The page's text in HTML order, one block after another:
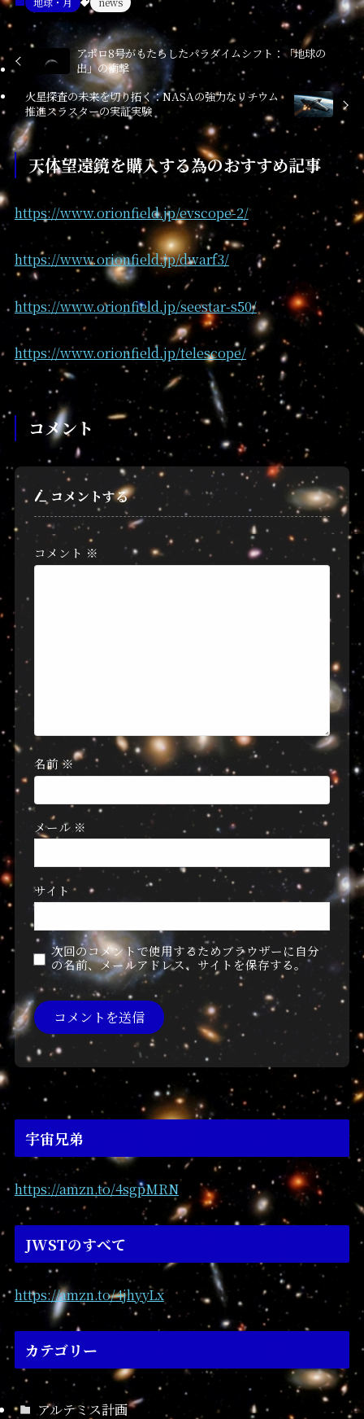
アポロ8号がもたらしたパラダイムシフト：「地球の
出」の衝撃
火星探査の未来を切り拓く：NASAの強力なリチウム
推進スラスターの実証実験
天体望遠鏡を購入する為のおすすめ記事
https://www.orionfield.jp/evscope-2/
https://www.orionfield.jp/dwarf3/
https://www.orionfield.jp/seestar-s50/
https://www.orionfield.jp/telescope/
コメント
コメントする
コメント ※
名前※
メール ※
サイト
次回のコメントで使用するためブラウザーに自分
の名前、メールアドレス、サイトを保存する。
宇宙兄弟
https://amzn.to/4sgpMRN
JWSTのすべて
https://amzn.to/4jhyyLx
カテゴリー
アルテミス計画